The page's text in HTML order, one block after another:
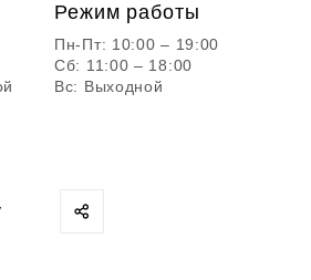
Режим работы
Пн-Пт: 10:00 – 19:00
Сб: 11:00 – 18:00
Вс: Выходной